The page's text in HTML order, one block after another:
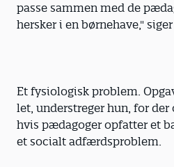
passe sammen med de
hersker i en børnehave,"
Et fysiologisk problem.
let, understreger hun, for der
hvis pædagoger opfatter et
et socialt adfærdsproblem.